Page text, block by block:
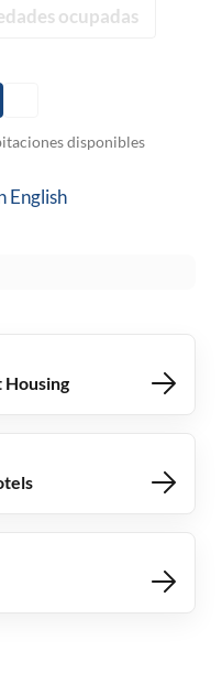
ocupadas
disponibles
English
Housing